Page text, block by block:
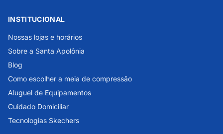
INSTITUCIONAL
Nossas lojas e horários
Sobre a Santa Apolônia
Blog
Como escolher a meia de compressão
Aluguel de Equipamentos
Cuidado Domiciliar
Tecnologias Skechers